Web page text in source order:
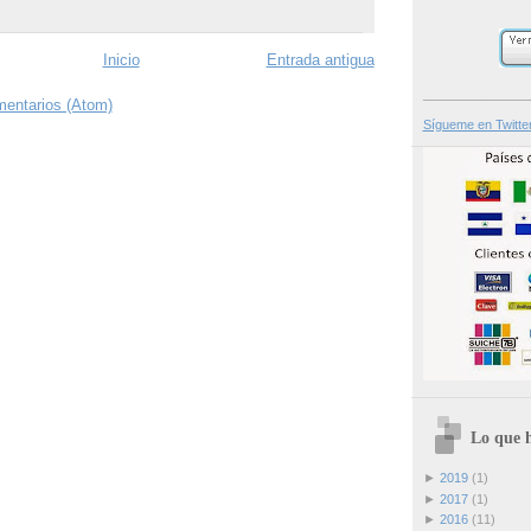
Entrada antigua
Inicio
(Atom)
Sígueme en
Lo que
► 2019 (1)
► 2017 (1)
► 2016 (11)